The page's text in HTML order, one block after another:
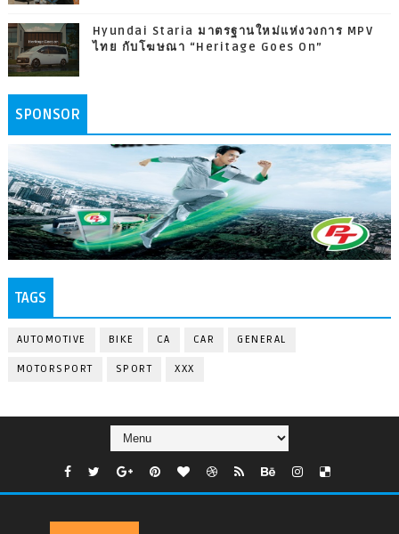
Hyundai Staria มาตรฐานใหม่แห่งวงการ MPV
ไทย กับโฆษณา “Heritage Goes On”
SPONSOR
TAGS
AUTOMOTIVE BIKE CA CAR GENERAL
MOTORSPORT SPORT XXX